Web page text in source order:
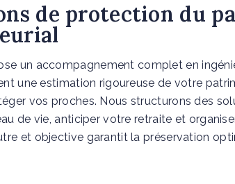
de protection du
un accompagnement complet en
une estimation rigoureuse de votre
vos proches. Nous structurons des
de vie, anticiper votre retraite et
et objective garantit la préservation